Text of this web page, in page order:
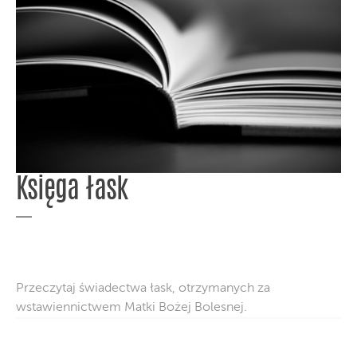
Księga łask
Przeczytaj świadectwa łask, otrzymanych za
wstawiennictwem Matki Bożej Bolesnej.